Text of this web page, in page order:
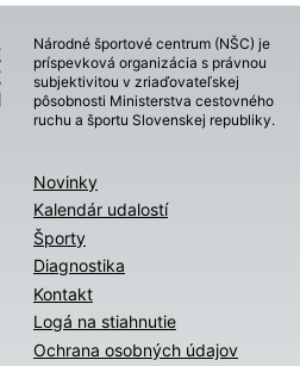
Národné športové centrum (NŠC) je
príspevková organizácia s právnou
subjektivitou v zriaďovateľskej
pôsobnosti Ministerstva cestovného
ruchu a športu Slovenskej republiky.
Novinky
Kalendár udalostí
Športy
Diagnostika
Kontakt
Logá na stiahnutie
Ochrana osobných údajov